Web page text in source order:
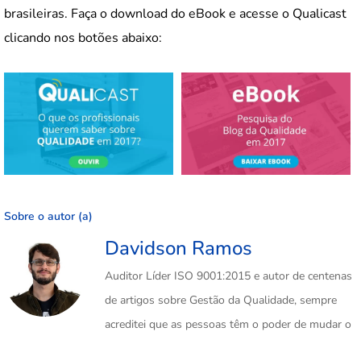
brasileiras. Faça o download do eBook e acesse o Qualicast
clicando nos botões abaixo:
Sobre o autor (a)
Davidson Ramos
Auditor Líder ISO 9001:2015 e autor de centenas
de artigos sobre Gestão da Qualidade, sempre
acreditei que as pessoas têm o poder de mudar o